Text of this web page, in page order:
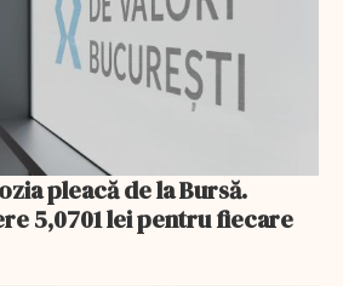
pleacă de la Bursă.
5,0701 lei pentru fiecare